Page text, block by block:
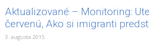
Aktualizované – Monitoring:
červenú, Ako si imigranti
3. augusta 2015